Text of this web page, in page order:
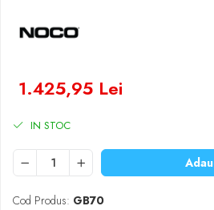
Diverse gadgeturi
Accesorii auto
Diverse accesorii auto
Carcase protectie NOCO BOOST
Invertoare Auto
1.425,95 Lei
IN STOC
Cod Produs: GB70